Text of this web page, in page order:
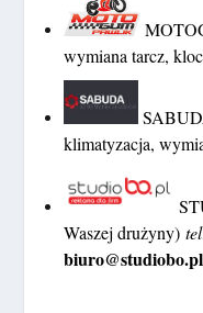
wymiana tarcz,
klimatyzacja,
Waszej drużyny)
biuro@studiobo.pl